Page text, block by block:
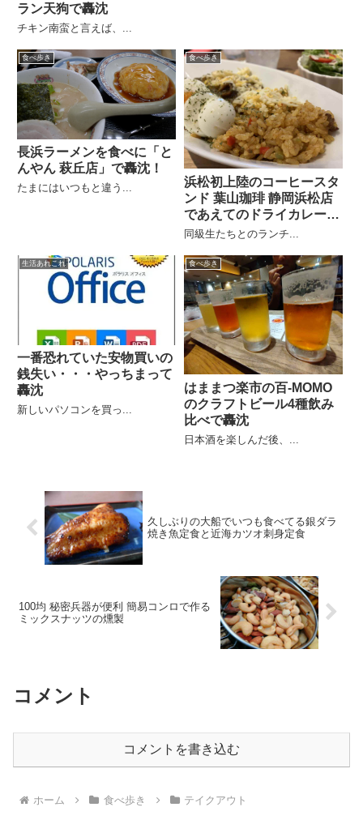
ラン天狗で轟沈
チキン南蛮と言えば、...
食べ歩き
長浜ラーメンを食べに「と
んやん 萩丘店」で轟沈！
たまにはいつもと違う...
食べ歩き
浜松初上陸のコーヒースタ
ンド 葉山珈琲 静岡浜松店
であえてのドライカレーで
轟沈
同級生たちとのランチ...
生活あれこれ
一番恐れていた安物買いの
銭失い・・・やっちまって
轟沈
新しいパソコンを買っ...
食べ歩き
はままつ楽市の百-MOMO
のクラフトビール4種飲み
比べで轟沈
日本酒を楽しんだ後、...
久しぶりの大船でいつも食べてる銀ダラ
焼き魚定食と近海カツオ刺身定食
100均 秘密兵器が便利 簡易コンロで作る
ミックスナッツの燻製
コメント
コメントを書き込む
ホーム 食べ歩き テイクアウト